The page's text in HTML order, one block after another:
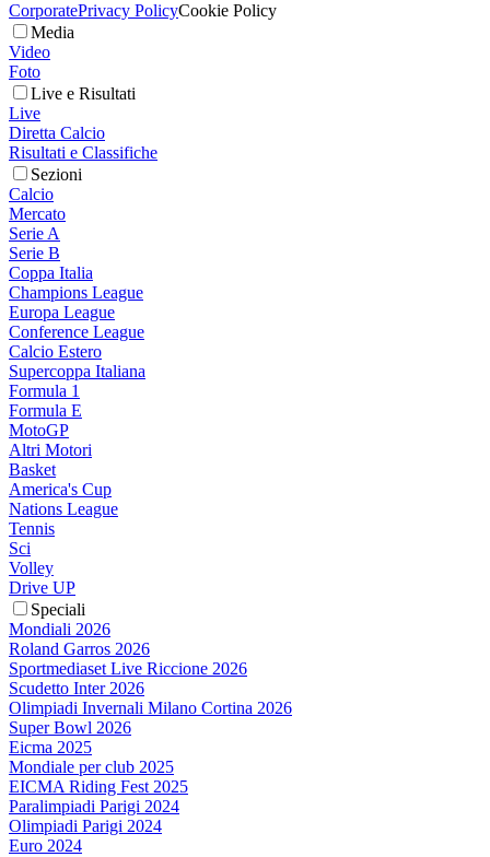
CorporatePrivacy PolicyCookie Policy
Media
Video
Foto
Live e Risultati
Live
Diretta Calcio
Risultati e Classifiche
Sezioni
Calcio
Mercato
Serie A
Serie B
Coppa Italia
Champions League
Europa League
Conference League
Calcio Estero
Supercoppa Italiana
Formula 1
Formula E
MotoGP
Altri Motori
Basket
America's Cup
Nations League
Tennis
Sci
Volley
Drive UP
Speciali
Mondiali 2026
Roland Garros 2026
Sportmediaset Live Riccione 2026
Scudetto Inter 2026
Olimpiadi Invernali Milano Cortina 2026
Super Bowl 2026
Eicma 2025
Mondiale per club 2025
EICMA Riding Fest 2025
Paralimpiadi Parigi 2024
Olimpiadi Parigi 2024
Euro 2024